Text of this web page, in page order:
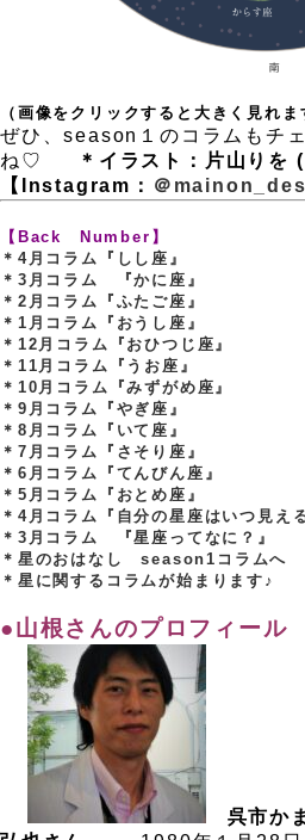
（画像をクリックすると大きく見れま
ぜひ、season１のコラムもチ
ね♡
＊イラスト：片山り
【Instagram： ＠
【Back Number】
＊4月コラム『しし座』
＊3月コラム 『かに座』
＊2月コラム『ふたご座』
＊1月コラム『おうし座』
＊12月コラム『おひつじ座』
＊11月コラム『うお座』
＊10月コラム『みずがめ座』
＊9月コラム『やぎ座』
＊8月コラム『いて座』
＊7月コラム『さそり座』
＊6月コラム『てんびん座』
＊5月コラム『おとめ座』
＊4月コラム『自分の星座はいつ見え
＊3月コラム 『星座ってなに？』
＊星のおはなし season1コラムへ
＊星に関するコラムが始まります♪
●山根さんのプロフィール
呉市か